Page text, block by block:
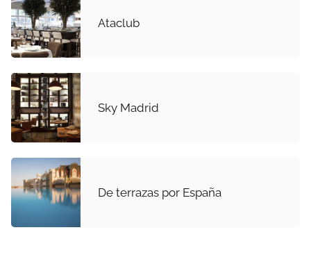
Ataclub
Sky Madrid
De terrazas por España